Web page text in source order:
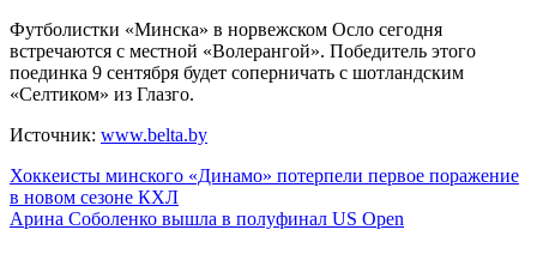
Футболистки «Минска» в норвежском Осло сегодня
встречаются с местной «Волерангой». Победитель этого
поединка 9 сентября будет соперничать с шотландским
«Селтиком» из Глазго.
Источник: www.belta.by
Навигация
по
Хоккеисты минского «Динамо» потерпели первое поражение
в новом сезоне КХЛ
Арина Соболенко вышла в полуфинал US Open